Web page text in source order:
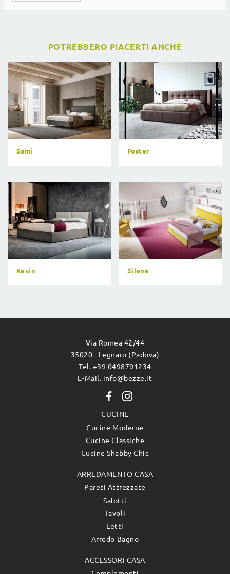
POTREBBERO PIACERTI ANCHE
Sami Foster
Kevin Silene
Via Romea 42/44
35020 - Legnaro (Padova)
Tel. +39 0498791234
E-Mail. info@bezze.it
CUCINE
Cucine Moderne
Cucine Classiche
Cucine Shabby Chic
ARREDAMENTO CASA
Pareti Attrezzate
Salotti
Tavoli
Letti
Arredo Bagno
ACCESSORI CASA